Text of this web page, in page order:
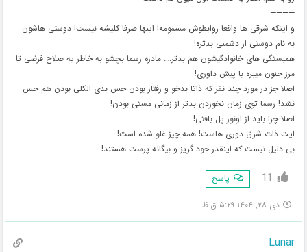
————
و اینکه شرقی ها واقعا روابطوش مسمومه! اینها صرفا کلیشه نیست! دوستی هاشون
به نام دوستی از دشمنی بدتره!
همبستگی های خانوادگیشون هم بدتر…. مادره رسما بچشو به خاطر یه صلاح فرضی تا
مرز جنون میبره با پیش داوری!
اصلا جز در مورد چند نفر که ذاتا بدخو و رفتار بودن حس بدی الکلی بودن هم حس
نشد! رسما توی زمان نخوردن بدتر از زمانی مستی بودن!
اصلا چرا باید از اونور پل بافتی!
ایت ذات شرق دوری هاست! همه چیز غلو شده است!
بی دلیل نیست که اینقدر خود گریز و بیگانه پرست هستند!
11 پاسخ
دی ۲۸, ۱۴۰۴ ۵:۲۹ ق.ظ
Lunar